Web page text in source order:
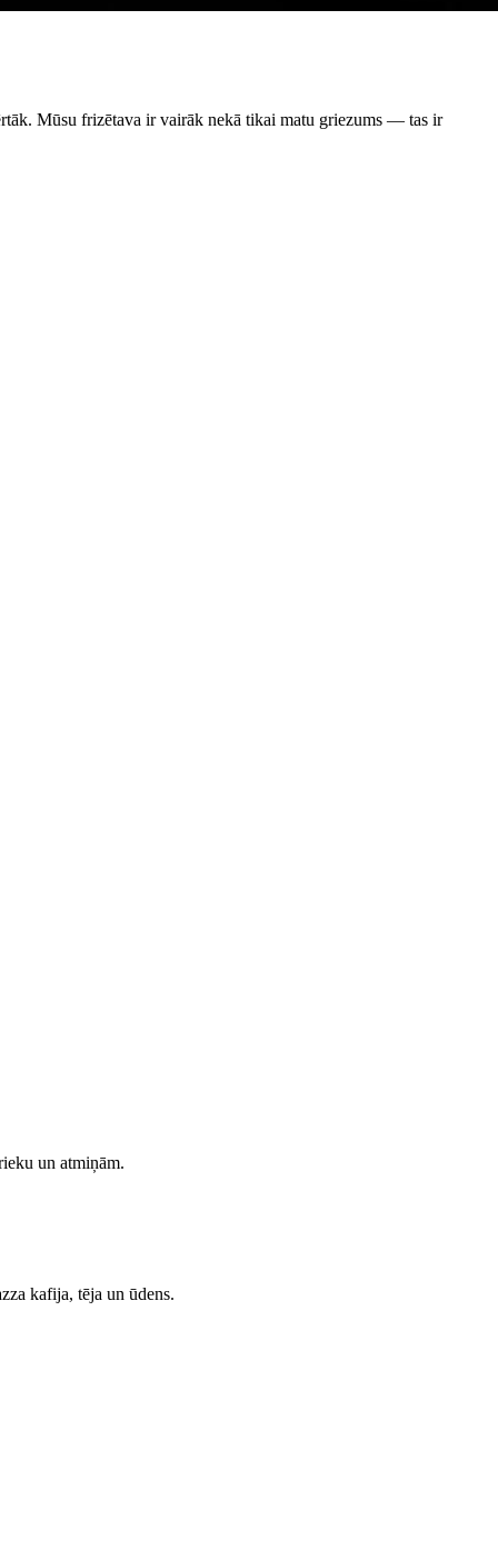
Mūsu frizētava ir vairāk nekā tikai matu griezums — tas ir
un atmiņām.
kafija, tēja un ūdens.